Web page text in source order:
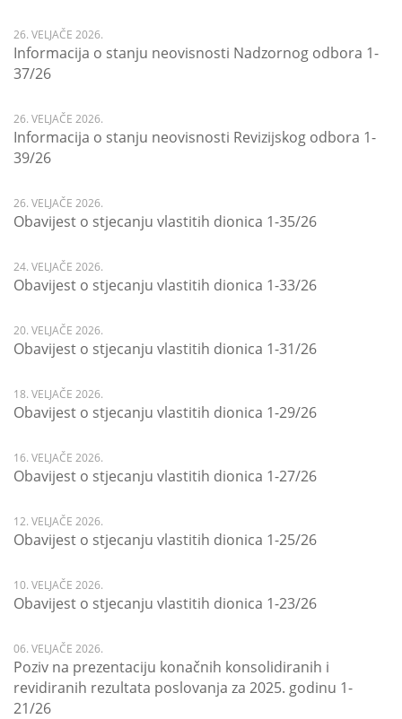
26. VELJAČE 2026.
Informacija o stanju neovisnosti Nadzornog odbora 1-
37/26
26. VELJAČE 2026.
Informacija o stanju neovisnosti Revizijskog odbora 1-
39/26
26. VELJAČE 2026.
Obavijest o stjecanju vlastitih dionica 1-35/26
24. VELJAČE 2026.
Obavijest o stjecanju vlastitih dionica 1-33/26
20. VELJAČE 2026.
Obavijest o stjecanju vlastitih dionica 1-31/26
18. VELJAČE 2026.
Obavijest o stjecanju vlastitih dionica 1-29/26
16. VELJAČE 2026.
Obavijest o stjecanju vlastitih dionica 1-27/26
12. VELJAČE 2026.
Obavijest o stjecanju vlastitih dionica 1-25/26
10. VELJAČE 2026.
Obavijest o stjecanju vlastitih dionica 1-23/26
06. VELJAČE 2026.
Poziv na prezentaciju konačnih konsolidiranih i
revidiranih rezultata poslovanja za 2025. godinu 1-
21/26